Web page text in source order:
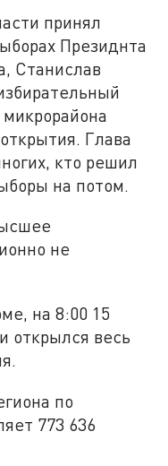
принял
Президнта
Станислав
Глава
кто решил
на потом.
не
на 8:00 15
открылся весь
по
773 636